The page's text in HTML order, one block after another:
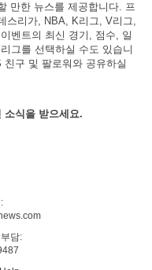
만한 뉴스를 제공합니다. 프
스리가, NBA, K리그, V리그,
벤트의 최신 경기, 점수, 일
그를 선택하실 수도 있습니
구 및 팔로워와 공유하실
소식을 받으세요.
담: